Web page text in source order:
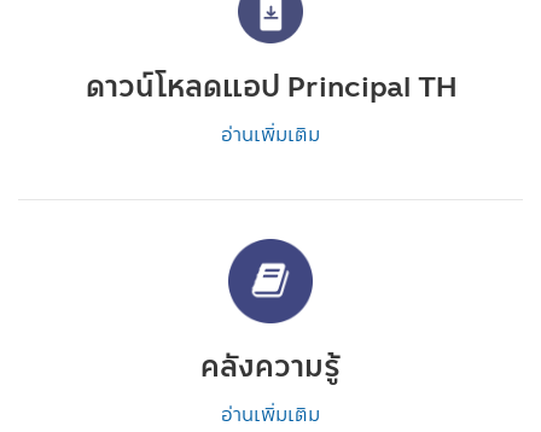
ดาวน์โหลดแอป Principal TH
อ่านเพิ่มเติม
คลังความรู้
อ่านเพิ่มเติม